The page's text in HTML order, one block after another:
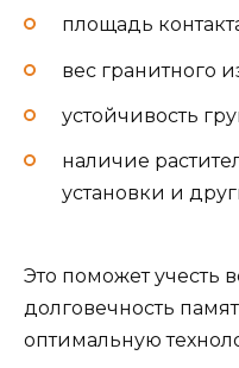
площадь
вес гранитного
устойчивость
наличие
установки и
Это поможет учесть
долговечность
оптимальную